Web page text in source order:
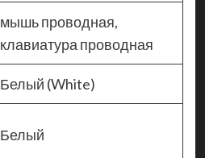
мышь проводная,
клавиатура проводная
Белый (White)
Белый